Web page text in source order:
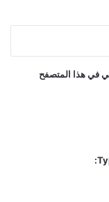
في هذا المتصفح